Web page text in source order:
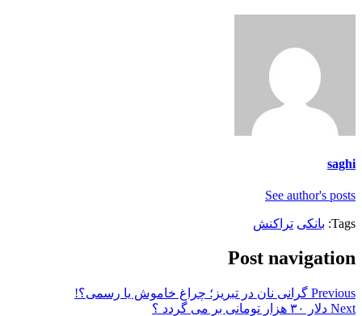
saghi
See author's posts
Tags: بانکی تراکنش
Post navigation
Previous گرانی نان در تبریز؛ چراغ خاموش یا رسمی؟!
Next دلار ۳۰ هزار تومانی بر می گردد ؟